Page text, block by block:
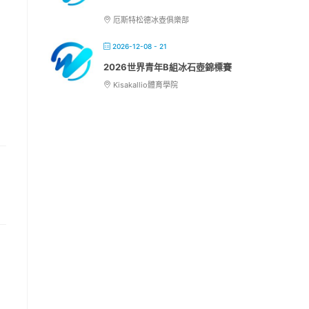
厄斯特松德冰壺俱樂部
2026-12-08 - 21
2026世界青年B組冰石壺錦標賽
Kisakallio體育學院